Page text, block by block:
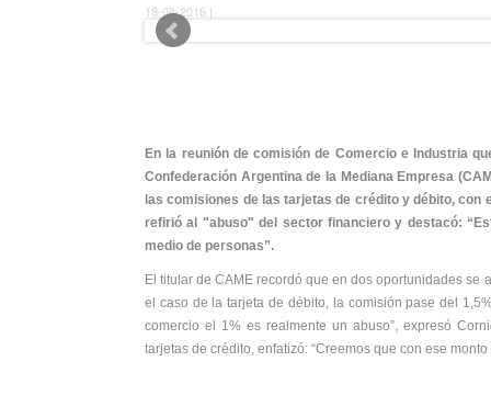
18-08-2016 |
En la reunión de comisión de Comercio e Industria
Confederación Argentina de la Mediana Empresa
las comisiones de las tarjetas de crédito y débito,
refirió al "abuso" del sector financiero y destacó:
medio de personas”.
El titular de CAME recordó que en dos oportunidades
el caso de la tarjeta de débito, la comisión pase del
comercio el 1% es realmente un abuso”, expresó
tarjetas de crédito, enfatizó: “Creemos que con ese